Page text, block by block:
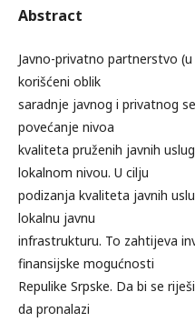
Abstract
Javno-privatno partnerstvo
korišćeni oblik
saradnje javnog i privatnog
povećanje nivoa
kvaliteta pruženih javnih
lokalnom nivou. U cilju
podizanja kvaliteta javnih
lokalnu javnu
infrastrukturu. To zahtijeva
finansijske mogućnosti
Repulike Srpske. Da bi se
da pronalazi